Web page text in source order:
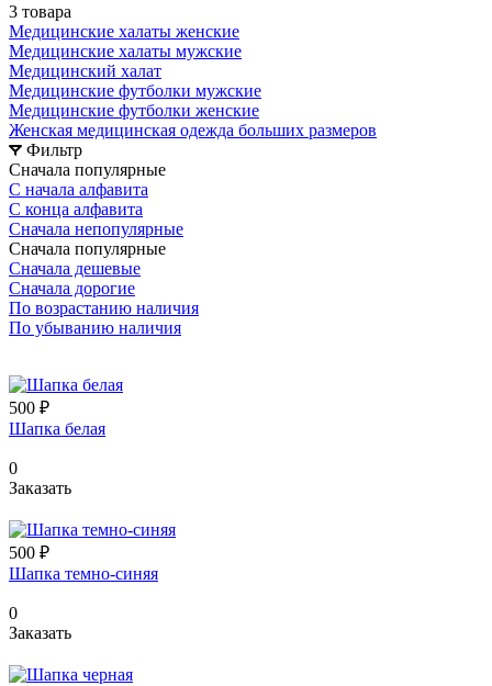
3 товара
Медицинские халаты женские
Медицинские халаты мужские
Медицинский халат
Медицинские футболки мужские
Медицинские футболки женские
Женская медицинская одежда больших размеров
Фильтр
Сначала популярные
С начала алфавита
С конца алфавита
Сначала непопулярные
Сначала популярные
Сначала дешевые
Сначала дорогие
По возрастанию наличия
По убыванию наличия
500 ₽
Шапка белая
0
Заказать
500 ₽
Шапка темно-синяя
0
Заказать